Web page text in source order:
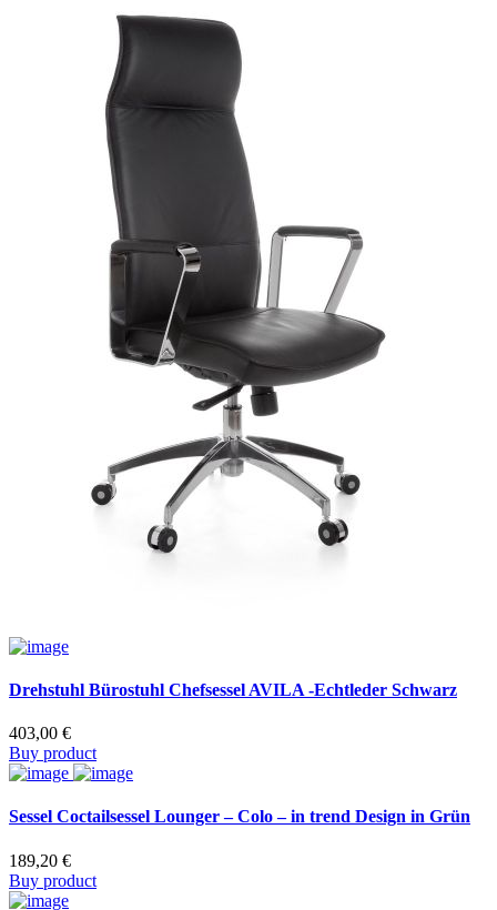
Drehstuhl Bürostuhl Chefsessel AVILA -Echtleder Schwarz
403,00 €
Buy product
Sessel Coctailsessel Lounger – Colo – in trend Design in Grün
189,20 €
Buy product